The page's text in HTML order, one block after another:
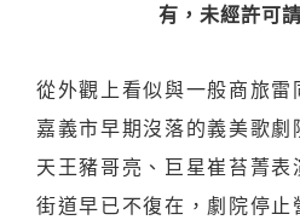
有，未經許可請
從外觀上看似與一般商旅
嘉義市早期沒落的義美歌
天王豬哥亮、巨星崔苔菁
街道早已不復在，劇院停